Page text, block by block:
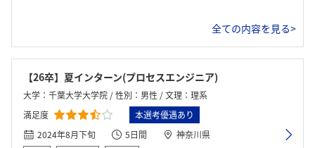
全ての内容を見る>
【26卒】夏インターン(プロセスエンジニア)
大学：千葉大学大学院 / 性別：男性 / 文理：理系
満足度
本選考優遇あり
2024年8月下旬
5日間
神奈川県